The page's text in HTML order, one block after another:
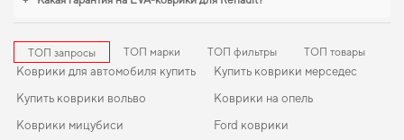
ТОП запросы ТОП марки ТОП фильтры ТОП товары
Коврики для автомобиля купить
Купить коврики вольво
Коврики мицубиси
Купить коврики мерседес
Коврики на опель
Ford коврики